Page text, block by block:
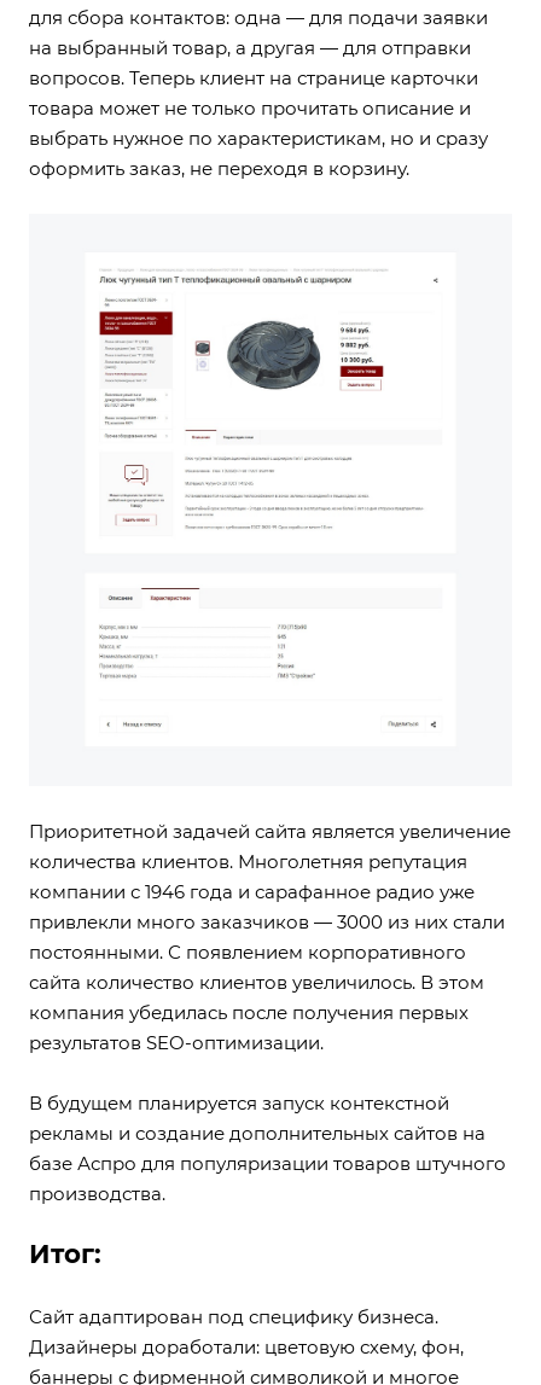
для сбора контактов: одна — для подачи заявки
на выбранный товар, а другая — для отправки
вопросов. Теперь клиент на странице карточки
товара может не только прочитать описание и
выбрать нужное по характеристикам, но и сразу
оформить заказ, не переходя в корзину.
Приоритетной задачей сайта является увеличение
количества клиентов. Многолетняя репутация
компании с 1946 года и сарафанное радио уже
привлекли много заказчиков — 3000 из них стали
постоянными. С появлением корпоративного
сайта количество клиентов увеличилось. В этом
компания убедилась после получения первых
результатов SEO-оптимизации.
В будущем планируется запуск контекстной
рекламы и создание дополнительных сайтов на
базе Аспро для популяризации товаров штучного
производства.
Итог:
Сайт адаптирован под специфику бизнеса.
Дизайнеры доработали: цветовую схему, фон,
баннеры с фирменной символикой и многое